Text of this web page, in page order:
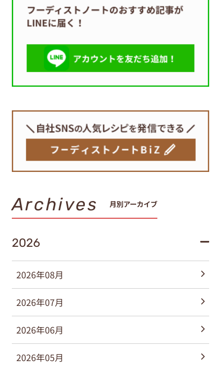
Archives 月別アーカイブ
2026
2026年08月
2026年07月
2026年06月
2026年05月